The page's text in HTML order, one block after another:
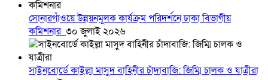
সোনারগাঁওয়ে উন্নয়নমূলক কার্যক্রম পরিদর্শনে ঢাকা বিভাগীয়
কমিশনার ৩০ জুলাই ২০২৬
সাইনবোর্ডে কাইল্লা মাসুদ বাহিনীর চাঁদাবাজি: জিম্মি চালক ও যাত্রীরা